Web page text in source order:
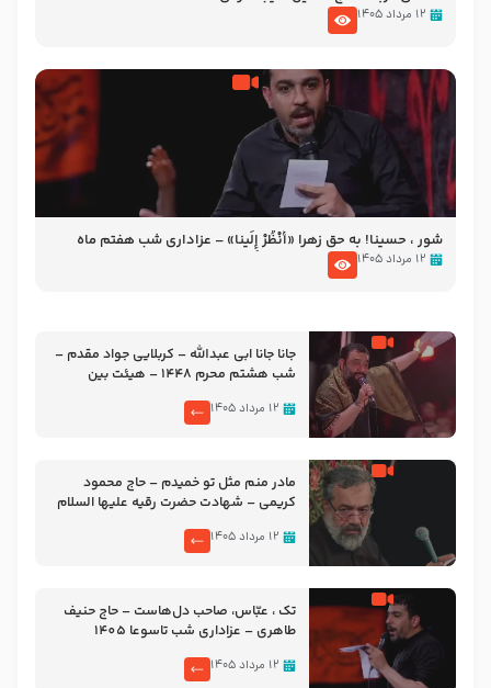
۱۲ مرداد ۱۴۰۵
شور ، حسینا! به‌ حق زهرا «أُنْظُرْ إِلَینا» – عزاداری شب هفتم ماه
محرّم 1405
۱۲ مرداد ۱۴۰۵
جانا جانا ابی عبدالله – کربلایی جواد مقدم –
شب هشتم محرم 1448 – هیئت بین
۱۲ مرداد ۱۴۰۵
مادر منم مثل تو خمیدم – حاج محمود
کریمی – شهادت حضرت رقیه علیها السلام
۱۲ مرداد ۱۴۰۵
تک ، عبّاس، صاحب دل‌هاست – حاج حنیف
طاهری – عزاداری شب تاسوعا 1405
۱۲ مرداد ۱۴۰۵